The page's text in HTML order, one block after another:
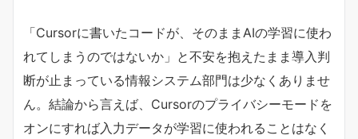
「Cursorに書いたコードが、そのままAIの学習に使わ
れてしまうのではないか」と不安を抱えたまま導入判
断が止まっている情報システム部門は少なくありませ
ん。結論から言えば、Cursorのプライバシーモードを
オンにすれば入力データが学習に使われることはなく